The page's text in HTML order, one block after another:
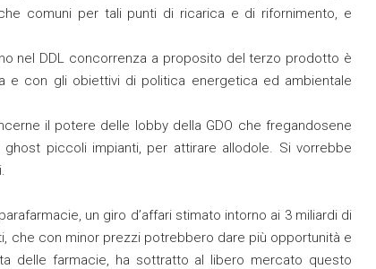
comuni per tali punti di ricarica e di rifornimento, e
nel DDL concorrenza a proposito del terzo prodotto è
e con gli obiettivi di politica energetica ed ambientale
il potere delle lobby della GDO che fregandosene
piccoli impianti, per attirare allodole. Si vorrebbe
un giro d’affari stimato intorno ai 3 miliardi di
che con minor prezzi potrebbero dare più opportunità e
delle farmacie, ha sottratto al libero mercato questo